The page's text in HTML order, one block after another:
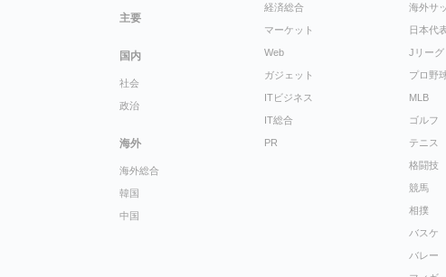
主要
国内
社会
政治
海外
海外総合
韓国
中国
経済総合
マーケット
Web
ガジェット
ITビジネス
IT総合
PR
海外サ
日本代
Jリーグ
プロ野
MLB
ゴルフ
テニス
格闘技
競馬
相撲
バスケ
バレー